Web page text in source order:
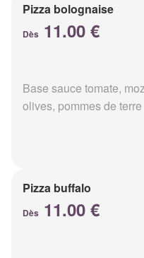
Pizza bolognaise
Dès 11.00 €
Base sauce tomate,
olives, pommes de terre
Pizza buffalo
Dès 11.00 €